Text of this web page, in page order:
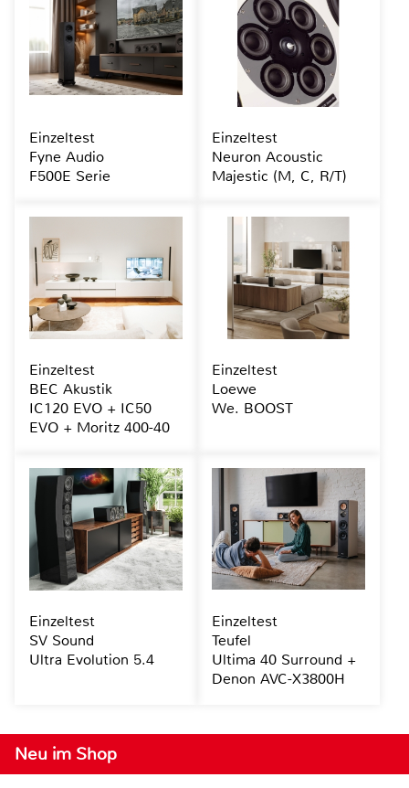
Neu im Shop
Einzeltest
Fyne Audio
F500E Serie
Einzeltest
Neuron Acoustic
Majestic (M, C, R/T)
Einzeltest
BEC Akustik
IC120 EVO + IC50
EVO + Moritz 400-40
Einzeltest
Loewe
We. BOOST
Einzeltest
SV Sound
Ultra Evolution 5.4
Einzeltest
Teufel
Ultima 40 Surround +
Denon AVC-X3800H